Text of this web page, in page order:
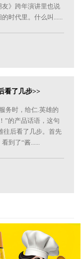
》跨年演讲里也说
时代里。什么叫......
看了几步>>
务时，给仁.英雄的
”的产品话语，这句
往后看了几步。首先
到了“酱......